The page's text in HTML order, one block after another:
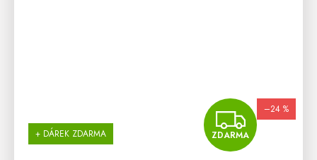
+ DÁREK ZDARMA ZDARMA
–24 %